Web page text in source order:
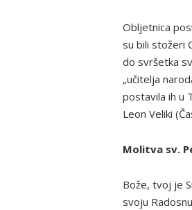
Obljetnica
su bili stožeri
do svršetka
„učitelja
postavila ih u
Leon Veliki
Molitva sv.
Bože, tvoj je
svoju